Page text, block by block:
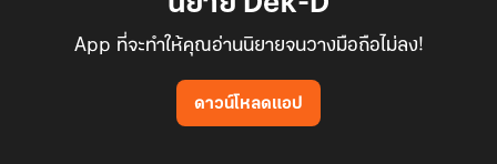
App ที่จะทำให้คุณอ่านนิยายจนวางมือถือไม่ลง!
ดาวน์โหลดแอป